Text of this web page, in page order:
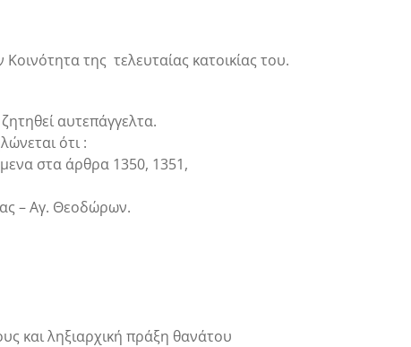
της τελευταίας κατοικίας του.
αυτεπάγγελτα.
ότι :
στα άρθρα 1350, 1351,
– Αγ. Θεοδώρων.
και ληξιαρχική πράξη θανάτου